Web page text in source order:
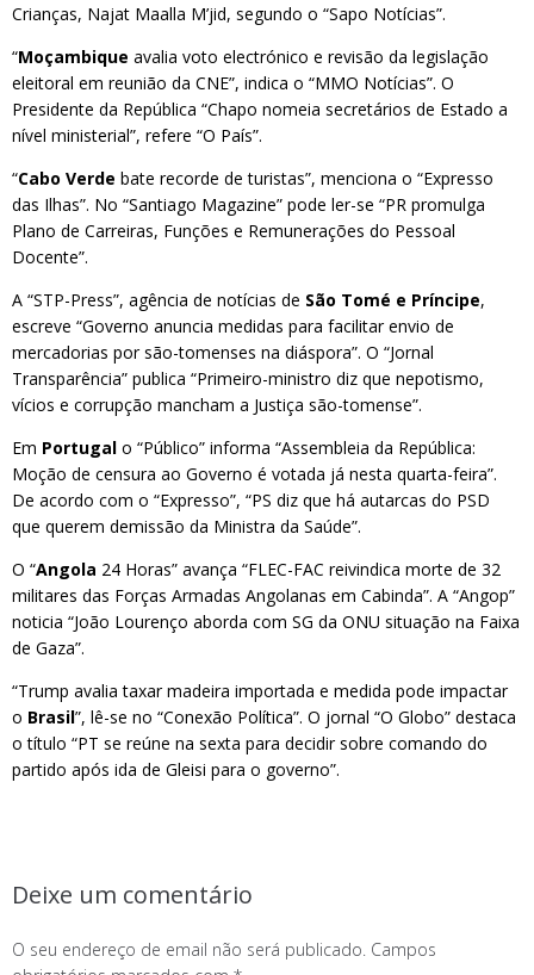
Crianças, Najat Maalla M’jid, segundo o “Sapo Notícias”.
“Moçambique avalia voto electrónico e revisão da legislação
eleitoral em reunião da CNE”, indica o “MMO Notícias”. O
Presidente da República “Chapo nomeia secretários de Estado a
nível ministerial”, refere “O País”.
“Cabo Verde bate recorde de turistas”, menciona o “Expresso
das Ilhas”. No “Santiago Magazine” pode ler-se “PR promulga
Plano de Carreiras, Funções e Remunerações do Pessoal
Docente”.
A “STP-Press”, agência de notícias de São Tomé e Príncipe,
escreve “Governo anuncia medidas para facilitar envio de
mercadorias por são-tomenses na diáspora”. O “Jornal
Transparência” publica “Primeiro-ministro diz que nepotismo,
vícios e corrupção mancham a Justiça são-tomense”.
Em Portugal o “Público” informa “Assembleia da República:
Moção de censura ao Governo é votada já nesta quarta-feira”.
De acordo com o “Expresso”, “PS diz que há autarcas do PSD
que querem demissão da Ministra da Saúde”.
O “Angola 24 Horas” avança “FLEC-FAC reivindica morte de 32
militares das Forças Armadas Angolanas em Cabinda”. A “Angop”
noticia “João Lourenço aborda com SG da ONU situação na Faixa
de Gaza”.
“Trump avalia taxar madeira importada e medida pode impactar
o Brasil”, lê-se no “Conexão Política”. O jornal “O Globo” destaca
o título “PT se reúne na sexta para decidir sobre comando do
partido após ida de Gleisi para o governo”.
Deixe um comentário
O seu endereço de email não será publicado. Campos